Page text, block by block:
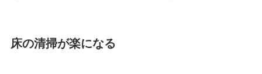
床の清掃が楽になる